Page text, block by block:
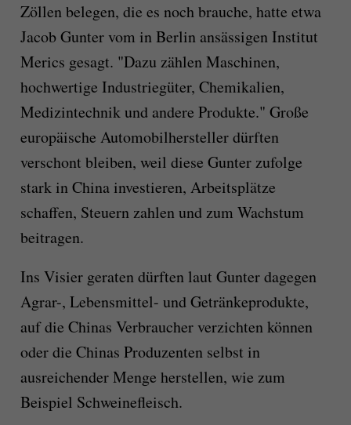
Zöllen belegen, die es noch brauche, hatte etwa
Jacob Gunter vom in Berlin ansässigen Institut
Merics gesagt. "Dazu zählen Maschinen,
hochwertige Industriegüter, Chemikalien,
Medizintechnik und andere Produkte." Große
europäische Automobilhersteller dürften
verschont bleiben, weil diese Gunter zufolge
stark in China investieren, Arbeitsplätze
schaffen, Steuern zahlen und zum Wachstum
beitragen.
Ins Visier geraten dürften laut Gunter dagegen
Agrar-, Lebensmittel- und Getränkeprodukte,
auf die Chinas Verbraucher verzichten können
oder die Chinas Produzenten selbst in
ausreichender Menge herstellen, wie zum
Beispiel Schweinefleisch.